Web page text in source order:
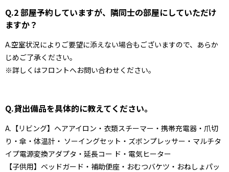
Q.2 部屋予約していますが、隣同士の部屋にしていただけ
ますか？
A.空室状況によりご要望に添えない場合もございますので、あらか
じめご了承ください。
※詳しくはフロントへお問い合わせください。
Q.貸出備品を具体的に教えてください。
A.【リビング】ヘアアイロン・衣類スチーマー・携帯充電器・爪切
り・傘・体温計・ ソーイングセット・ズボンプレッサー・マルチタ
イプ電源変換アダプタ・延長コー ド・電気ヒーター
【子供用】ベッドガード・補助便座・おむつバケツ・おねしょパッ